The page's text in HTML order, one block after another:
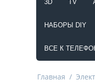
3D TV
НАБОРЫ DIY
ВСЕ К
Главная /